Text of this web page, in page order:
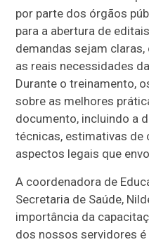
por parte dos órgãos
para a abertura de
demandas sejam
as reais necessidades
Durante o treinamento,
sobre as melhores
documento, incluindo a
técnicas, estimativas de
aspectos legais que
A coordenadora de
Secretaria de Saúde,
importância da
dos nossos servidores